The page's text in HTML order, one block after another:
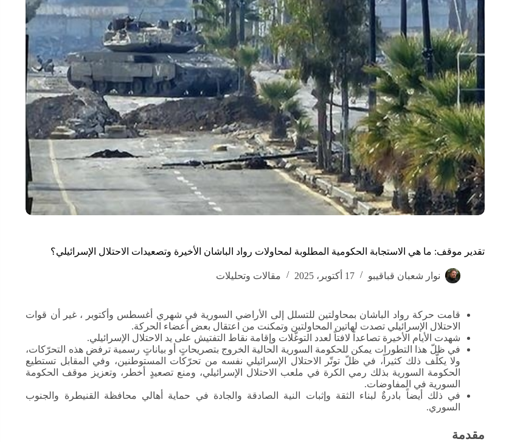
تقدير موقف: ما هي الاستجابة الحكومية المطلوبة لمحاولات رواد الباشان الأخيرة وتصعيدات الاحتلال الإسرائيلي؟
نوار شعبان قباقيبو 17 أكتوبر، 2025 مقالات وتحليلات
قامت حركة رواد الباشان بمحاولتين للتسلل إلى الأراضي السورية في شهري أغسطس وأكتوبر ، غير أن قوات
الاحتلال الإسرائيلي تصدت لهاتين المحاولتين وتمكنت من اعتقال بعض أعضاء الحركة.
شهدت الأيام الأخيرة تصاعداً لافتاً لعدد التوغّلات وإقامة نقاط التفتيش على يد الاحتلال الإسرائيلي.
في ظلّ هذا التطورات يمكن للحكومة السورية الحالية الخروج بتصريحاتٍ أو بياناتٍ رسمية ترفض هذه التحرّكات،
ولا يكلّف ذلك كثيراً، في ظلّ توتّر الاحتلال الإسرائيلي نفسه من تحرّكات المستوطنين، وفي المقابل تستطيع
الحكومة السورية بذلك رمي الكرة في ملعب الاحتلال الإسرائيلي، ومنع تصعيدٍ أخطر، وتعزيز موقف الحكومة
السورية في المفاوضات.
في ذلك أيضاً بادرةٌ لبناء الثقة وإثبات النية الصادقة والجادة في حماية أهالي محافظة القنيطرة والجنوب
السوري.
مقدمة